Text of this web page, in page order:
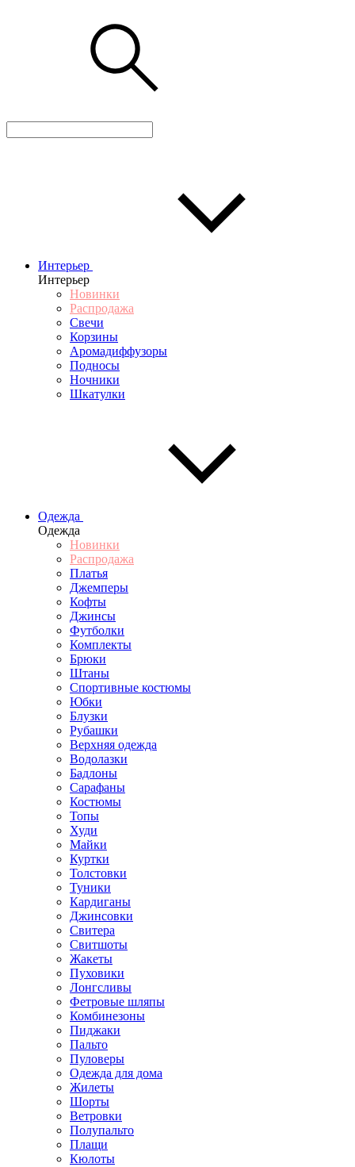
Интерьер
Интерьер
Новинки
Распродажа
Свечи
Корзины
Аромадиффузоры
Подносы
Ночники
Шкатулки
Одежда
Одежда
Новинки
Распродажа
Платья
Джемперы
Кофты
Джинсы
Футболки
Комплекты
Брюки
Штаны
Спортивные костюмы
Юбки
Блузки
Рубашки
Верхняя одежда
Водолазки
Бадлоны
Сарафаны
Костюмы
Топы
Худи
Майки
Куртки
Толстовки
Туники
Кардиганы
Джинсовки
Свитера
Свитшоты
Жакеты
Пуховики
Лонгсливы
Фетровые шляпы
Комбинезоны
Пиджаки
Пальто
Пуловеры
Одежда для дома
Жилеты
Шорты
Ветровки
Полупальто
Плащи
Кюлоты